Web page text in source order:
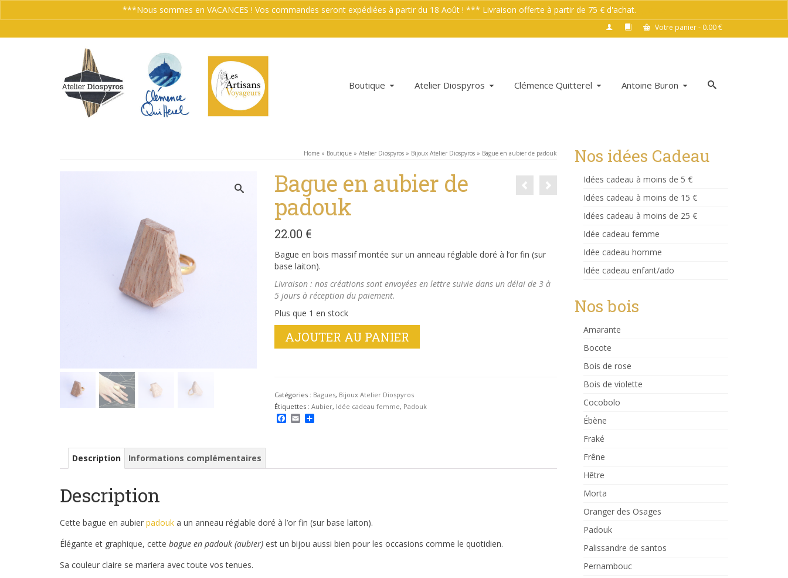
Votre panier- 0.00€
Boutique Atelier Diospyros Clémence Quitterel Antoine Buron
Home » Boutique » Atelier Diospyros » Bijoux Atelier Diospyros » Bague en aubier de padouk
Bague en aubier de
padouk
22.00 €
Bague en bois massif montée sur un anneau réglable doré à l’or fin (sur
base laiton).
Livraison : nos créations sont envoyées en lettre suivie dans un délai de 3 à
5 jours à réception du paiement.
Plus que 1 en stock
quantité
padouk
AJOUTER AU PANIER
Catégories : Bagues, Bijoux Atelier Diospyros
Étiquettes : Aubier, Idée cadeau femme, Padouk
Facebook
EmailPartager
Description Informations complémentaires
Description
Cette bague en aubier padouk a un anneau réglable doré à l’or fin (sur base laiton).
Élégante et graphique, cette bague en padouk (aubier) est un bijou aussi bien pour les occasions comme le quotidien.
Sa couleur claire se mariera avec toute vos tenues.
Nos idées Cadeau
Idées cadeau à moins de 5 €
Idées cadeau à moins de 15 €
Idées cadeau à moins de 25 €
Idée cadeau femme
Idée cadeau homme
Idée cadeau enfant/ado
Nos bois
Amarante
Bocote
Bois de rose
Bois de violette
Cocobolo
Ébène
Fraké
Frêne
Hêtre
Morta
Oranger des Osages
Padouk
Palissandre de santos
Pernambouc
***Nous sommes en VACANCES ! Vos commandes seront expédiées à partir du 18 Août ! *** Livraison offerte à partir de 75 € d'achat.